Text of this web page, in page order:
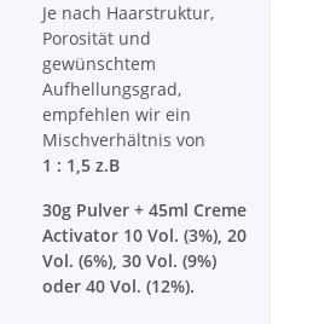
Je nach Haarstruktur,
Porosität und
gewünschtem
Aufhellungsgrad,
empfehlen wir ein
Mischverhältnis von
1 : 1,5 z.B
30g Pulver + 45ml Creme
Activator 10 Vol. (3%), 20
Vol. (6%), 30 Vol. (9%)
oder 40 Vol. (12%).